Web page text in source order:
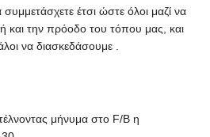
έτσι ώστε όλοι μαζί να
και την πρόοδο του τόπου μας, και
να διασκεδάσουμε .
μήνυμα στο F/B η